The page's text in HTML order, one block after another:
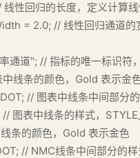
回归的长度，定义计算
= 2.0; // 线性回归通道的
道"; // 指标的唯一标识符
条的颜色，Gold 表示金
// 图表中线条中间部分
表中线条的样式，
条的颜色，Gold 表示金色
// NMC线条中间部分的样